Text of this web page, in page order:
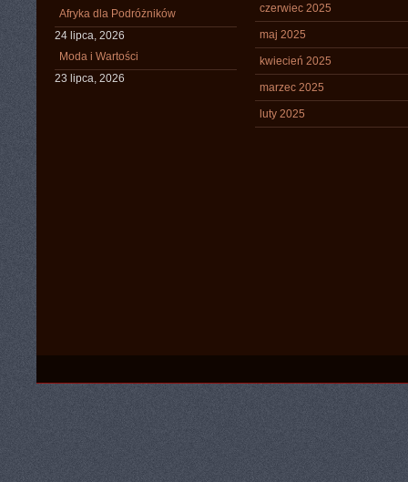
Afryka dla Podróżników
24 lipca, 2026
Moda i Wartości
23 lipca, 2026
czerwiec 2025
maj 2025
kwiecień 2025
marzec 2025
luty 2025